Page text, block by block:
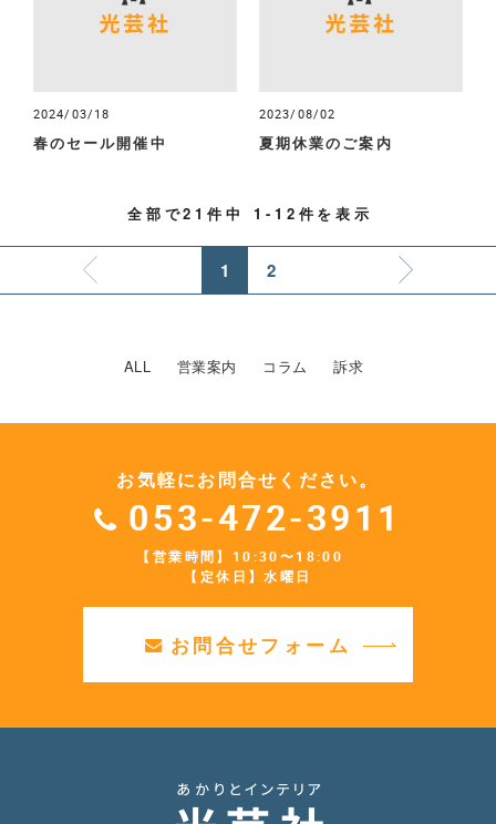
2024/03/18
春のセール開催中
2023/08/02
夏期休業のご案内
全部で21件中 1-12 件を表示
1 2
ALL 営業案内 コラム 訴求
お気軽にお問合せください。
053-472-3911
【営業時間】10:30〜18:00
【定休日】水曜日
お問合せフォーム